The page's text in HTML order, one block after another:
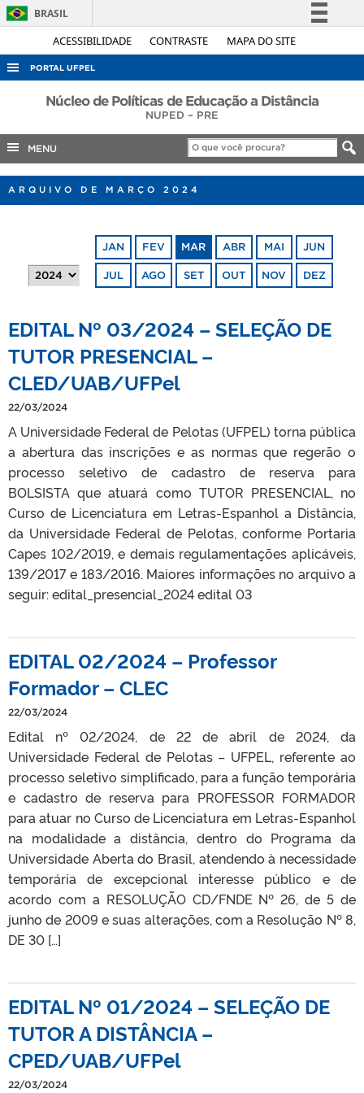
ACESSIBILIDADE CONTRASTE MAPA DO SITE
BRASIL
Simplifique!
Acesso à informação
Legislação
Canais
PORTAL UFPEL
ACESSO À INFORMAÇÃO
COBALTO
CONCURSOS
EDITAIS
INTERNACIONAL
PORTARIAS
Núcleo de Políticas de Educação a Distância
NUPED – PRE
MENU
ARQUIVO DE MARÇO 2024
JAN FEV MAR ABR MAI JUN
JUL AGO SET OUT NOV DEZ
EDITAL Nº 03/2024 – SELEÇÃO DE
TUTOR PRESENCIAL –
CLED/UAB/UFPel
22/03/2024
A Universidade Federal de Pelotas (UFPEL) torna pública
a abertura das inscrições e as normas que regerão o
processo seletivo de cadastro de reserva para
BOLSISTA que atuará como TUTOR PRESENCIAL, no
Curso de Licenciatura em Letras-Espanhol a Distância,
da Universidade Federal de Pelotas, conforme Portaria
Capes 102/2019, e demais regulamentações aplicáveis,
139/2017 e 183/2016. Maiores informações no arquivo a
seguir: edital_presencial_2024 edital 03
EDITAL 02/2024 – Professor
Formador – CLEC
22/03/2024
Edital nº 02/2024, de 22 de abril de 2024, da
Universidade Federal de Pelotas – UFPEL, referente ao
processo seletivo simplificado, para a função temporária
e cadastro de reserva para PROFESSOR FORMADOR
para atuar no Curso de Licenciatura em Letras-Espanhol
na modalidade a distância, dentro do Programa da
Universidade Aberta do Brasil, atendendo à necessidade
temporária de excepcional interesse público e de
acordo com a RESOLUÇÃO CD/FNDE Nº 26, de 5 de
junho de 2009 e suas alterações, com a Resolução Nº 8,
DE 30 […]
EDITAL Nº 01/2024 – SELEÇÃO DE
TUTOR A DISTÂNCIA –
CPED/UAB/UFPel
22/03/2024